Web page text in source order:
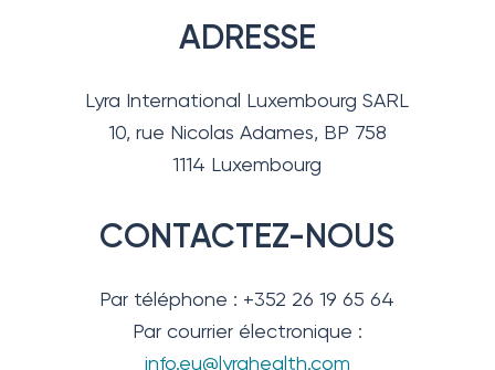
ADRESSE
Lyra International Luxembourg SARL
10, rue Nicolas Adames, BP 758
1114 Luxembourg
CONTACTEZ-NOUS
Par téléphone : +352 26 19 65 64
Par courrier électronique :
info.eu@lyrahealth.com